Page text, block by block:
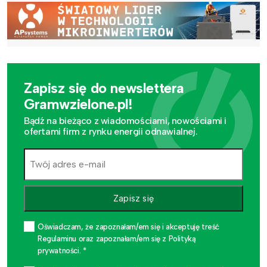
Zapisz się do newslettera
Gramwzielone.pl!
Bądź na bieżąco z wiadomościami, nowościami i
ofertami firm z rynku energii odnawialnej.
Zapisz się
Oświadczam, że zapoznałam/em się i akceptuję treść
Regulaminu oraz zapoznałam/em się z Polityką
prywatności. *